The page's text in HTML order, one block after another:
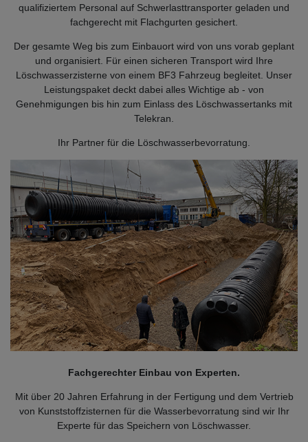
qualifiziertem Personal auf Schwerlasttransporter geladen und
fachgerecht mit Flachgurten gesichert.
Der gesamte Weg bis zum Einbauort wird von uns vorab geplant
und organisiert. Für einen sicheren Transport wird Ihre
Löschwasserzisterne von einem BF3 Fahrzeug begleitet. Unser
Leistungspaket deckt dabei alles Wichtige ab - von
Genehmigungen bis hin zum Einlass des Löschwassertanks mit
Telekran.
Ihr Partner für die Löschwasserbevorratung.
Fachgerechter Einbau von Experten.
Mit über 20 Jahren Erfahrung in der Fertigung und dem Vertrieb
von Kunststoffzisternen für die Wasserbevorratung sind wir Ihr
Experte für das Speichern von Löschwasser.